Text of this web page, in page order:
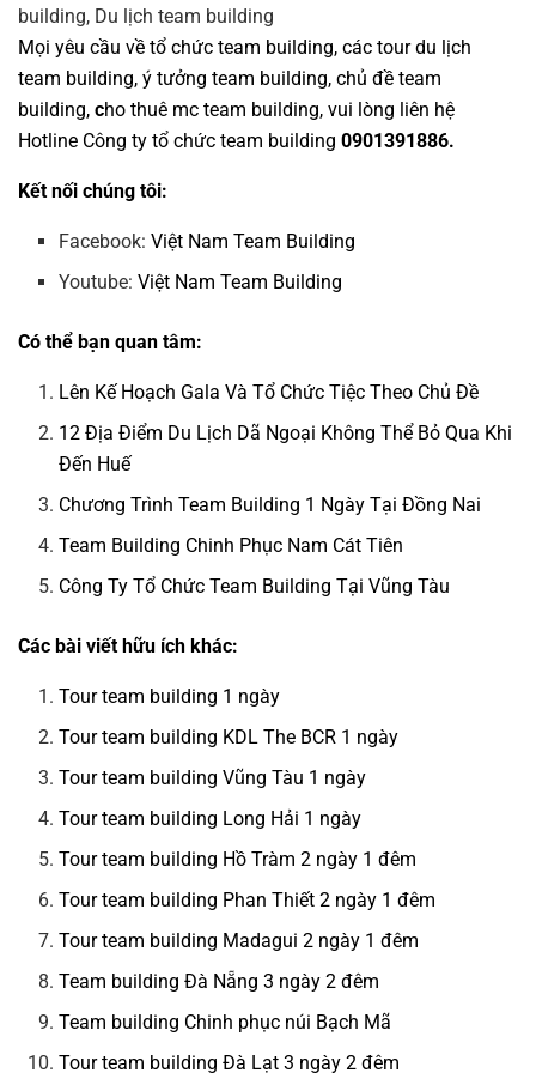
Mọi yêu cầu về tổ chức team building, các tourdu lịch
team building, ý tưởng team building, chủ đề team
building, cho thuê mc team building, vui lòng liên hệ
Hotline Công ty tổ chức team building 0901391886.
Kết nối chúng tôi:
Facebook:Việt Nam Team Building
Youtube:Việt Nam Team Building
Có thể bạn quan tâm:
Lên Kế Hoạch Gala Và Tổ Chức Tiệc Theo Chủ Đề
12 Địa Điểm Du Lịch Dã Ngoại Không Thể Bỏ Qua Khi
Đến Huế
Chương Trình Team Building 1 Ngày Tại Đồng Nai
Team Building Chinh Phục Nam Cát Tiên
Công Ty Tổ Chức Team Building Tại Vũng Tàu
Các bài viết hữu ích khác:
Tour team building 1 ngày
Tour team building KDL The BCR 1 ngày
Tour team building Vũng Tàu 1 ngày
Tour team building Long Hải 1 ngày
Tour team building Hồ Tràm 2 ngày 1 đêm
Tour team building Phan Thiết 2 ngày 1 đêm
Tour team building Madagui 2 ngày 1 đêm
Team building Đà Nẵng 3 ngày 2 đêm
Team building Chinh phục núi Bạch Mã
Tour team building Đà Lạt 3 ngày 2 đêm